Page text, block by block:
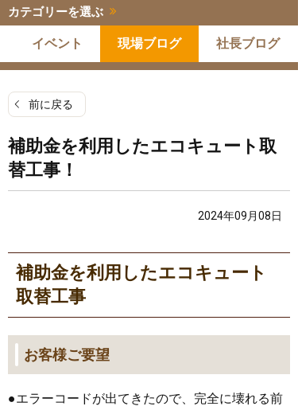
カテゴリーを選ぶ
イベント 現場ブログ 社長ブログ
前に戻る
補助金を利用したエコキュート取
替工事！
2024年09月08日
補助金を利用したエコキュート
取替工事
お客様ご要望
●エラーコードが出てきたので、完全に壊れる前